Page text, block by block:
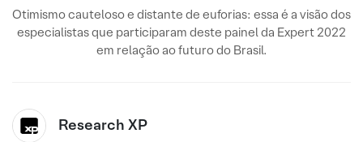
Otimismo cauteloso e distante de euforias: essa é a visão dos
especialistas que participaram deste painel da Expert 2022
em relação ao futuro do Brasil.
Research XP